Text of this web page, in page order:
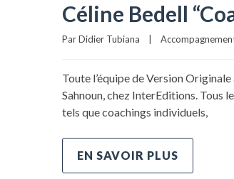
Céline Bedell
Par Didier Tubiana
Toute l’équipe de Version
Sahnoun, chez InterEditions. Tous
tels que coachings individuels,
EN SAVOIR PLUS